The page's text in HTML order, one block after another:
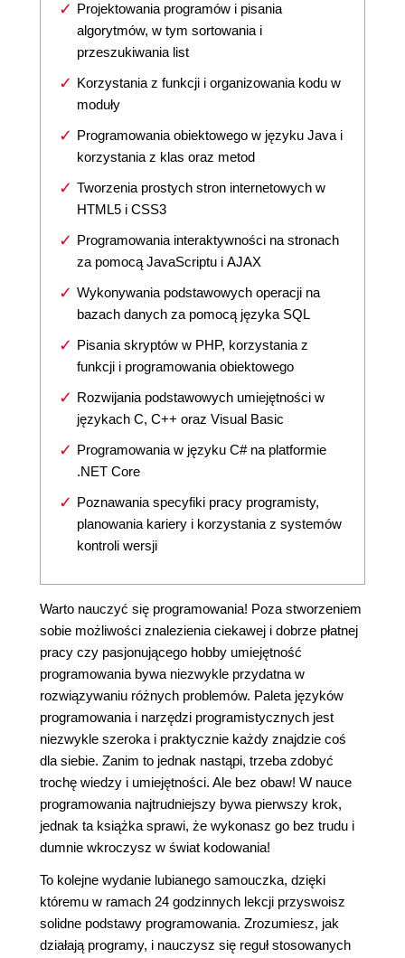
Projektowania programów i pisania
algorytmów, w tym sortowania i
przeszukiwania list
Korzystania z funkcji i organizowania kodu w
moduły
Programowania obiektowego w języku Java i
korzystania z klas oraz metod
Tworzenia prostych stron internetowych w
HTML5 i CSS3
Programowania interaktywności na stronach
za pomocą JavaScriptu i AJAX
Wykonywania podstawowych operacji na
bazach danych za pomocą języka SQL
Pisania skryptów w PHP, korzystania z
funkcji i programowania obiektowego
Rozwijania podstawowych umiejętności w
językach C, C++ oraz Visual Basic
Programowania w języku C# na platformie
.NET Core
Poznawania specyfiki pracy programisty,
planowania kariery i korzystania z systemów
kontroli wersji
Warto nauczyć się programowania! Poza stworzeniem
sobie możliwości znalezienia ciekawej i dobrze płatnej
pracy czy pasjonującego hobby umiejętność
programowania bywa niezwykle przydatna w
rozwiązywaniu różnych problemów. Paleta języków
programowania i narzędzi programistycznych jest
niezwykle szeroka i praktycznie każdy znajdzie coś
dla siebie. Zanim to jednak nastąpi, trzeba zdobyć
trochę wiedzy i umiejętności. Ale bez obaw! W nauce
programowania najtrudniejszy bywa pierwszy krok,
jednak ta książka sprawi, że wykonasz go bez trudu i
dumnie wkroczysz w świat kodowania!
To kolejne wydanie lubianego samouczka, dzięki
któremu w ramach 24 godzinnych lekcji przyswoisz
solidne podstawy programowania. Zrozumiesz, jak
działają programy, i nauczysz się reguł stosowanych